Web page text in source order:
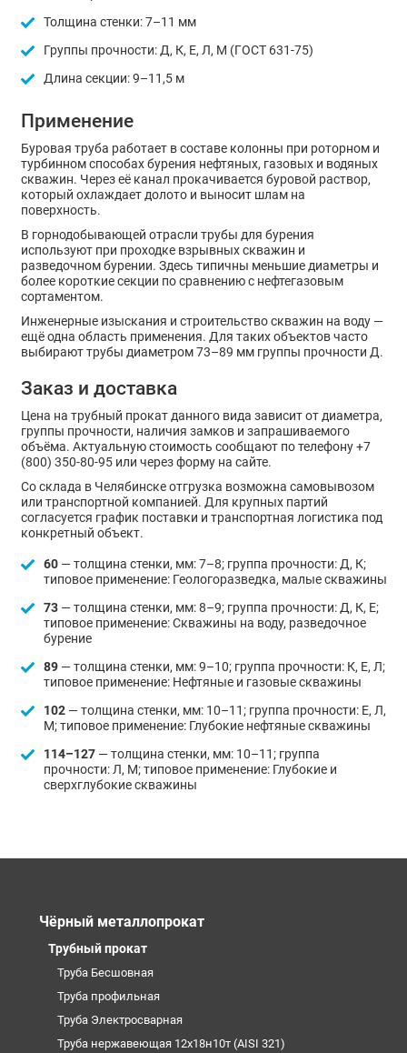
Толщина стенки: 7–11 мм
Группы прочности: Д, К, Е, Л, М (ГОСТ 631-75)
Длина секции: 9–11,5 м
Применение
Буровая труба работает в составе колонны при роторном и
турбинном способах бурения нефтяных, газовых и водяных
скважин. Через её канал прокачивается буровой раствор,
который охлаждает долото и выносит шлам на
поверхность.
В горнодобывающей отрасли трубы для бурения
используют при проходке взрывных скважин и
разведочном бурении. Здесь типичны меньшие диаметры и
более короткие секции по сравнению с нефтегазовым
сортаментом.
Инженерные изыскания и строительство скважин на воду —
ещё одна область применения. Для таких объектов часто
выбирают трубы диаметром 73–89 мм группы прочности Д.
Заказ и доставка
Цена на трубный прокат данного вида зависит от диаметра,
группы прочности, наличия замков и запрашиваемого
объёма. Актуальную стоимость сообщают по телефону +7
(800) 350-80-95 или через форму на сайте.
Со склада в Челябинске отгрузка возможна самовывозом
или транспортной компанией. Для крупных партий
согласуется график поставки и транспортная логистика под
конкретный объект.
60— толщина стенки, мм: 7–8; группа прочности: Д, К;
типовое применение: Геологоразведка, малые скважины
73— толщина стенки, мм: 8–9; группа прочности: Д, К, Е;
типовое применение: Скважины на воду, разведочное
бурение
89— толщина стенки, мм: 9–10; группа прочности: К, Е, Л;
типовое применение: Нефтяные и газовые скважины
102— толщина стенки, мм: 10–11; группа прочности: Е, Л,
М; типовое применение: Глубокие нефтяные скважины
114–127— толщина стенки, мм: 10–11; группа
прочности: Л, М; типовое применение: Глубокие и
сверхглубокие скважины
Чёрный металлопрокат
Трубный прокат
Труба Бесшовная
Труба профильная
Труба Электросварная
Труба нержавеющая 12х18н10т (AISI 321)